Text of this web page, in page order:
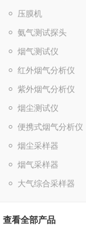
压膜机
氨气测试探头
烟气测试仪
红外烟气分析仪
紫外烟气分析仪
烟尘测试仪
便携式烟气分析仪
烟尘采样器
烟气采样器
大气综合采样器
查看全部产品